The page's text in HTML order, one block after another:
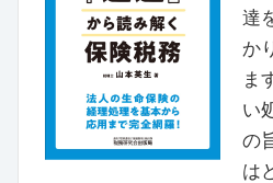
達
か
ま
い
の
は